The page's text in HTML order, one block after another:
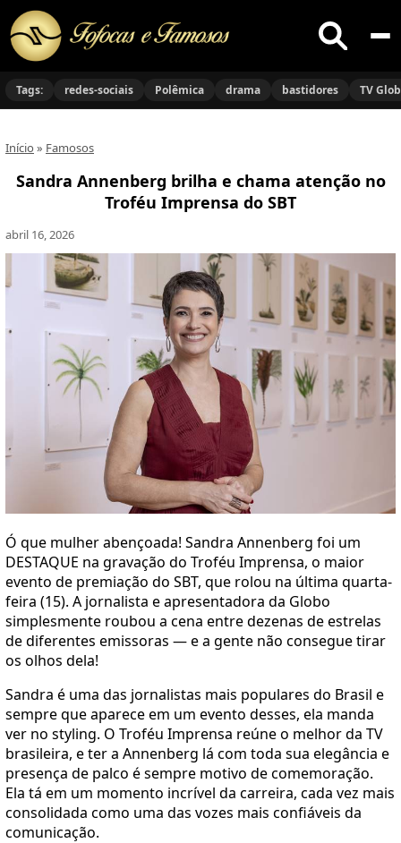
Buscar
no
Tags: redes-sociais Polêmica drama bastidores TV
Início » Famosos
Sandra Annenberg brilha e chama atenção no
Troféu Imprensa do SBT
abril 16, 2026
Ó que mulher abençoada! Sandra Annenberg foi um
DESTAQUE na gravação do Troféu Imprensa, o maior
evento de premiação do SBT, que rolou na última quarta-
feira (15). A jornalista e apresentadora da Globo
simplesmente roubou a cena entre dezenas de estrelas
de diferentes emissoras — e a gente não consegue tirar
os olhos dela!
Sandra é uma das jornalistas mais populares do Brasil e
sempre que aparece em um evento desses, ela manda
ver no styling. O Troféu Imprensa reúne o melhor da TV
brasileira, e ter a Annenberg lá com toda sua elegância e
presença de palco é sempre motivo de comemoração.
Ela tá em um momento incrível da carreira, cada vez mais
consolidada como uma das vozes mais confiáveis da
comunicação.